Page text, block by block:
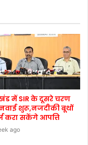
में SIR के दूसरे चरण
शुरू,नजदीकी बूथों
करा सकेंगे आपत्ति
ago